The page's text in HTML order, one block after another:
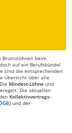
Bruttolöhnen beim
auf ein Berufsbündel
sind die entsprechenden
Übersicht über alle
Mindest-Löhne und
Die aktuellen
Kollektivvertrags-
und der